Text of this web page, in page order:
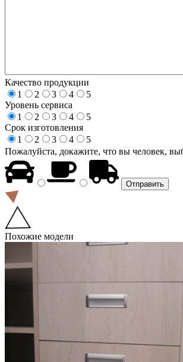
Качество продукции
1
2 3 4
5
Уровень сервиса
1
2 3 4
5
Срок изготовления
1
2 3 4
5
Пожалуйста, докажите, что вы человек,
Похожие модели